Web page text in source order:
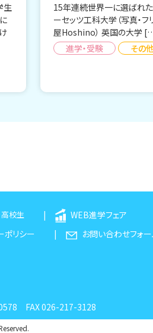
生
15年連続世界一に選ばれ
ーセッツ工科大学（写真・フ
屋Hoshino） 英国の大学
進学・受験
その
高校生
WEB進学フェア
ポリシー お問い合わせフォ
FAX 026-217-3128